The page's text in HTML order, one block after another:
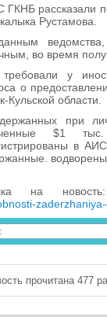
ГКНБ рассказали
Рустамова.
во время
у
о
Кульской области.
при
$1 тыс.
в
на
прочитана 477